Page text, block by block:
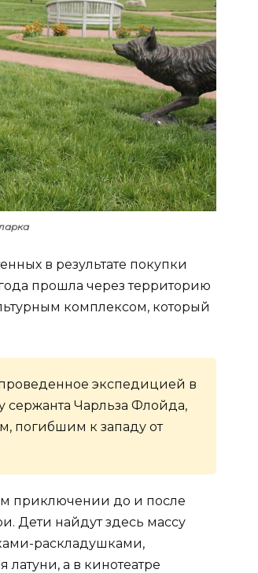
в результате покупки
прошла через территорию
комплексом, который
экспедицией в
сержанта Чарльза Флойда,
погибшим к западу от
приключении до и после
Дети найдут здесь массу
раскладушками,
а в кинотеатре